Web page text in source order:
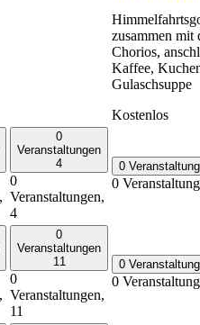
zusammen mit
Chorios,
Kaffee,
Gulaschsuppe
Kostenlos
0
Veranstaltungen
4
0
Veranstaltungen,
4
0
0
0
Veranstaltungen
11
0
Veranstaltungen,
11
0
0